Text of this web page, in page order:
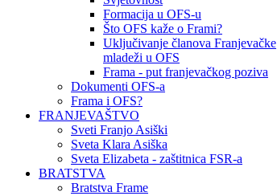
Formacija u OFS-u
Što OFS kaže o Frami?
Uključivanje članova Franjevačke
mladeži u OFS
Frama - put franjevačkog poziva
Dokumenti OFS-a
Frama i OFS?
FRANJEVAŠTVO
Sveti Franjo Asiški
Sveta Klara Asiška
Sveta Elizabeta - zaštitnica FSR-a
BRATSTVA
Bratstva Frame